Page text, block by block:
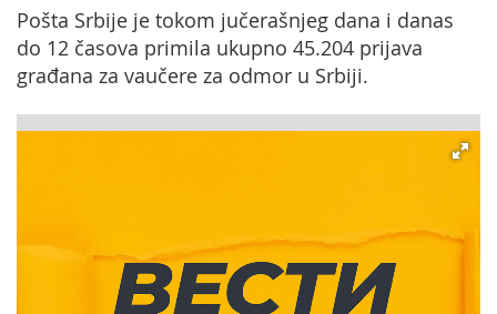
Pošta Srbije je tokom jučerašnjeg dana i danas
do 12 časova primila ukupno 45.204 prijava
građana za vaučere za odmor u Srbiji.